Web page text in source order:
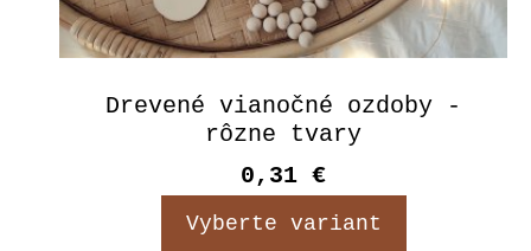
Drevené vianočné ozdoby -
rôzne tvary
0,31 €
Vyberte variant